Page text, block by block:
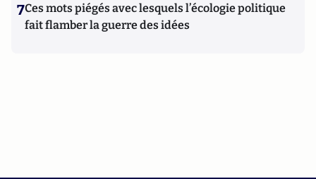
7Ces mots piégés avec lesquels l’écologie politique
fait flamber la guerre des idées